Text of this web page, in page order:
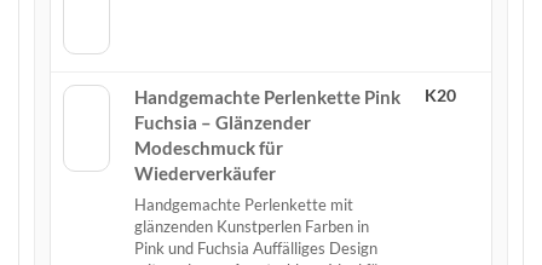
Handgemachte Perlenkette Pink
Fuchsia – Glänzender
Modeschmuck für
Wiederverkäufer
Handgemachte Perlenkette mit
glänzenden Kunstperlen Farben in
Pink und Fuchsia Auffälliges Design
K20